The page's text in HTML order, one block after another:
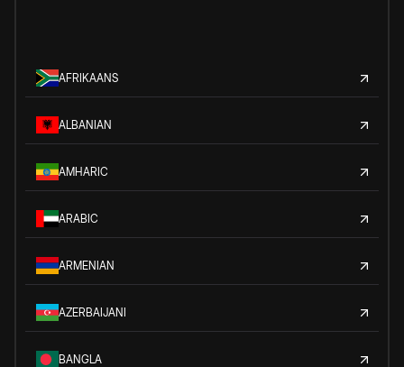
AFRIKAANS
ALBANIAN
AMHARIC
ARABIC
ARMENIAN
AZERBAIJANI
BANGLA